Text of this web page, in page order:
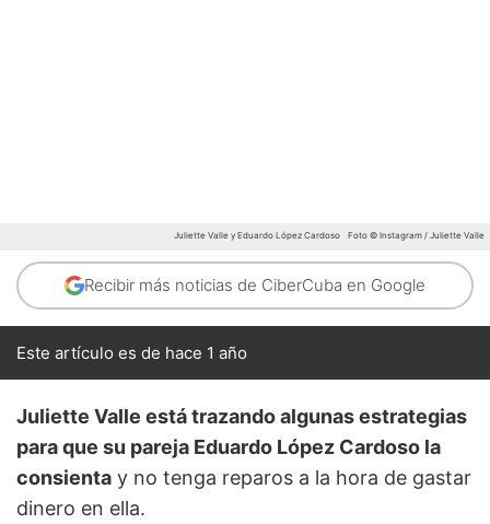
Juliette Valle y Eduardo López Cardoso Foto © Instagram / Juliette Valle
Recibir más noticias de CiberCuba en Google
Este artículo es de hace 1 año
Juliette Valle está trazando algunas estrategias
para que su pareja Eduardo López Cardoso la
consienta y no tenga reparos a la hora de gastar
dinero en ella.